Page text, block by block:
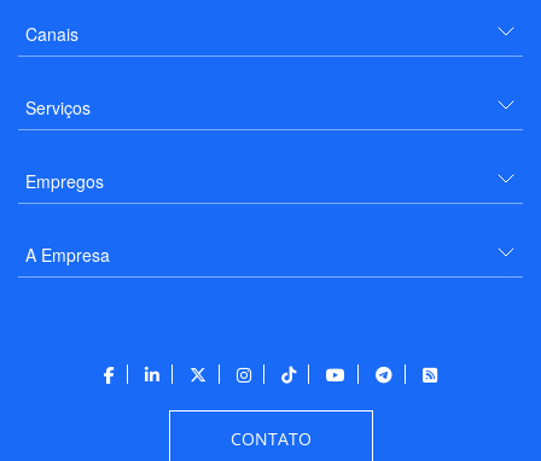
Canais
Serviços
Empregos
A Empresa
CONTATO